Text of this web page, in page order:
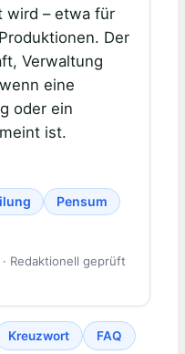
wird – etwa für
Der
Verwaltung
eine
oder ein
ist.
Pensum
Redaktionell geprüft
Kreuzwort FAQ